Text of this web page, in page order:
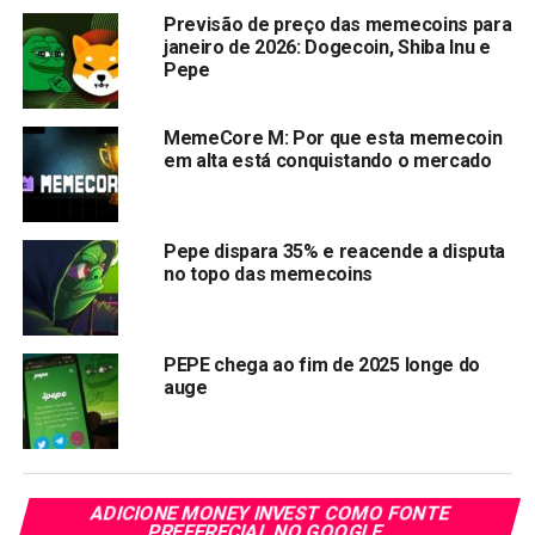
KangaMoon tem chamado a atenção maciça dos
compradores, arrecadando $2.8M na pré-venda. As
características únicas do KangaMoon são imparáveis. Ao
incorporar elementos de jogos para ganhar em uma
interação social única, KangaMoon logo será um sucesso.
KangaMoon transforma jogos em aventuras produtivas,
com os jogadores não apenas se divertindo, mas também
ganhando substancialmente fazendo o que amam. Os
jogadores podem competir em diversos eventos de jogos
semanais, diários e mensais. Os espectadores não são
deixados de fora na generosidade do KangaMoon, eles
também podem especular e prever resultados de partidas
e ganhar grandes recompensas.
A entrada do KangaMoon no mercado de criptomoedas
coincidiu com a frenesi das moedas de meme, já que
investidores estão indo para a pré-venda. Com o preço da
pré-venda começando em $0.0050, o KangaMoon está
Previsão de preço das memecoins para
janeiro de 2026: Dogecoin, Shiba Inu e
Pepe
MemeCore M: Por que esta memecoin
em alta está conquistando o mercado
Pepe dispara 35% e reacende a disputa
no topo das memecoins
PEPE chega ao fim de 2025 longe do
auge
ADICIONE MONEY INVEST COMO FONTE